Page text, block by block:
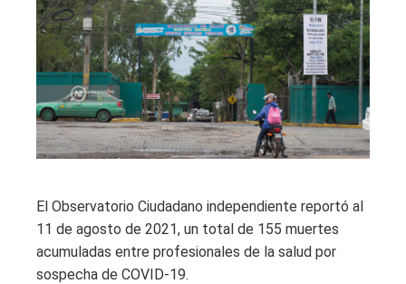
El Observatorio Ciudadano independiente reportó al
11 de agosto de 2021, un total de 155 muertes
acumuladas entre profesionales de la salud por
sospecha de COVID-19.